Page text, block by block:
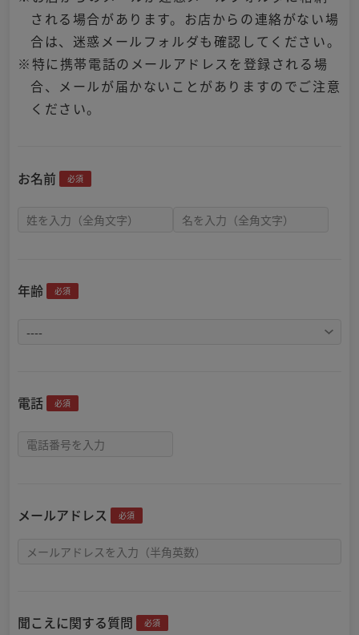
される場合があります。お店からの連絡がない場
合は、迷惑メールフォルダも確認してください。
※特に携帯電話のメールアドレスを登録される場
合、メールが届かないことがありますのでご注意
ください。
お名前 必須
年齢 必須
電話 必須
メールアドレス 必須
聞こえに関する質問 必須